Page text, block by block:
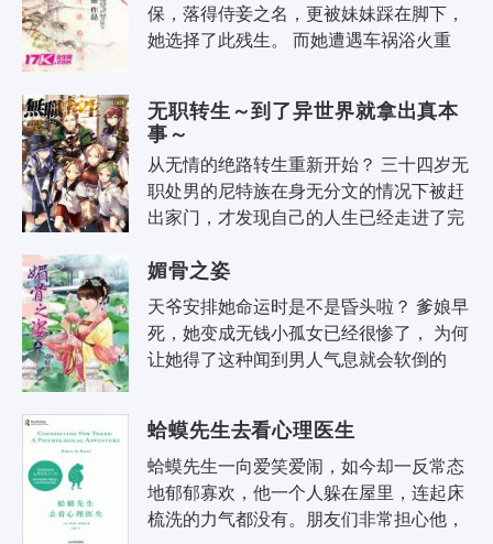
保，落得侍妾之名，更被妹妹踩在脚下，
她选择了此残生。 而她遭遇车祸浴火重
无职转生～到了异世界就拿出真本
事～
从无情的绝路转生重新开始？ 三十四岁无
职处男的尼特族在身无分文的情况下被赶
出家门，才发现自己的人生已经走进了完
撞上，简简..
媚骨之姿
天爷安排她命运时是不是昏头啦？ 爹娘早
死，她变成无钱小孤女已经很惨了， 为何
让她得了这种闻到男人气息就会软倒的
蛤蟆先生去看心理医生
蛤蟆先生一向爱笑爱闹，如今却一反常态
地郁郁寡欢，他一个人躲在屋里，连起床
梳洗的力气都没有。朋友们非常担心他，